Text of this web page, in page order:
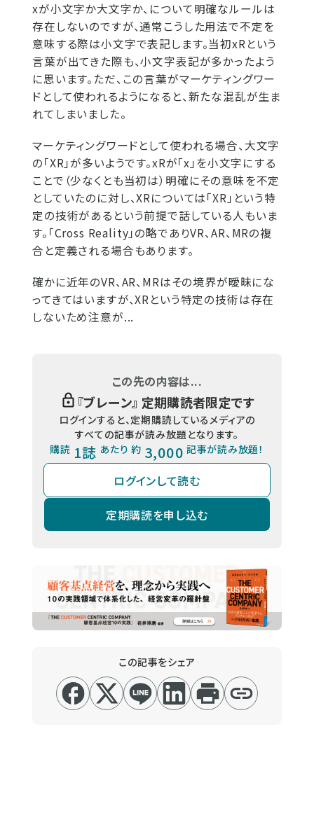
xが小文字か大文字か、について明確なルールは
存在しないのですが、通常こうした用法で不定を
意味する際は小文字で表記します。当初xRという
言葉が出てきた際も、小文字表記が多かったよう
に思います。ただ、この言葉がマーケティングワー
ドとして使われるようになると、新たな混乱が生ま
れてしまいました。
マーケティングワードとして使われる場合、大文字
の「XR」が多いようです。xRが「x」を小文字にする
ことで（少なくとも当初は）明確にその意味を不定
としていたのに対し、XRについては「XR」という特
定の技術があるという前提で話している人もいま
す。「Cross Reality」の略でありVR、AR、MRの複
合と定義される場合もあります。
確かに近年のVR、AR、MRはその境界が曖昧にな
ってきてはいますが、XRという特定の技術は存在
しないため注意が...
この先の内容は...
『ブレーン』 定期購読者限定です
ログインすると、定期購読しているメディアの
すべての記事が読み放題となります。
購読 1誌 あたり 約 3,000 記事が読み放題！
ログインして読む
定期購読を申し込む
この記事をシェア